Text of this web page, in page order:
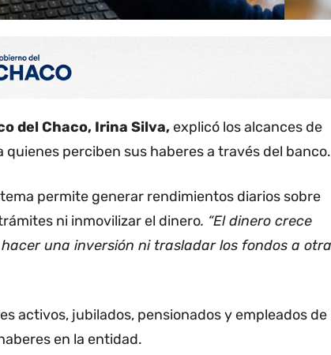
del Chaco, Irina Silva, explicó los alcances de
perciben sus haberes a través del banco.
permite generar rendimientos diarios sobre
ni inmovilizar el dinero. “El dinero crece
una inversión ni trasladar los fondos a otra
activos, jubilados, pensionados y empleados de
en la entidad.